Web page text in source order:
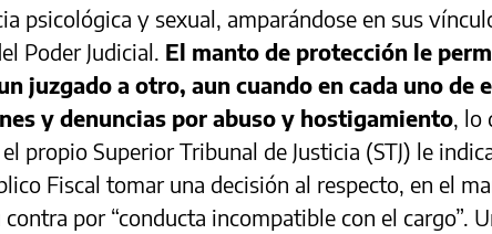
psicológica y sexual, amparándose en sus
Poder Judicial. El manto de protección le
juzgado a otro, aun cuando en cada uno de
y denuncias por abuso y hostigamiento, lo
propio Superior Tribunal de Justicia (STJ) le
Fiscal tomar una decisión al respecto, en el
por “conducta incompatible con el cargo”.